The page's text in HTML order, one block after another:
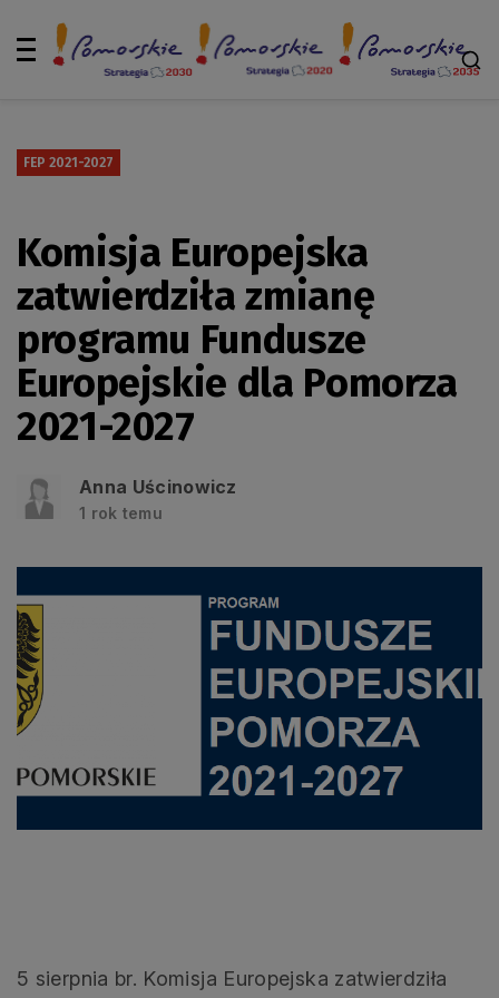
FEP 2021-2027
Komisja Europejska
zatwierdziła zmianę
programu Fundusze
Europejskie dla Pomorza
2021-2027
Anna Uścinowicz
1 rok temu
5 sierpnia br. Komisja Europejska zatwierdziła